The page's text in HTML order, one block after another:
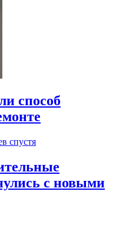
способ
спустя
с новыми